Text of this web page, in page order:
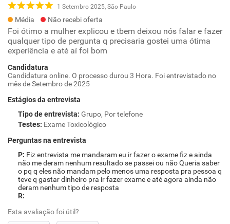
1 Setembro 2025, São Paulo
Média Não recebi oferta
Foi ótimo a mulher explicou e tbem deixou nós falar e fazer
qualquer tipo de pergunta q precisaria gostei uma ótima
experiência e até aí foi bom
Candidatura
Candidatura online. O processo durou 3 Hora. Foi entrevistado no
mês de Setembro de 2025
Estágios da entrevista
Tipo de entrevista: Grupo, Por telefone
Testes: Exame Toxicológico
Perguntas na entrevista
Fiz entrevista me mandaram eu ir fazer o exame fiz e ainda
não me deram nenhum resultado se passei ou não Queria saber
o pq q eles não mandam pelo menos uma resposta pra pessoa q
teve q gastar dinheiro pra ir fazer exame e até agora ainda não
deram nenhum tipo de resposta
Esta avaliação foi útil?